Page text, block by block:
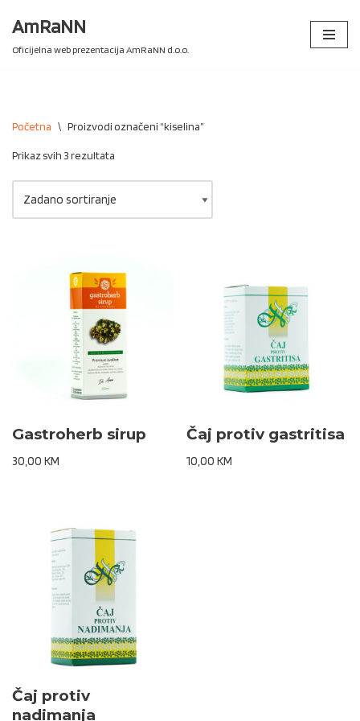
Skip
AmRaNN
Oficijelna web prezentacija AmRaNN d.o.o.
Početna \ Proizvodi označeni “kiselina”
Prikaz svih 3 rezultata
Gastroherb sirup
30,00 KM
Čaj protiv gastritisa
10,00KM
Čaj protiv
nadimanja